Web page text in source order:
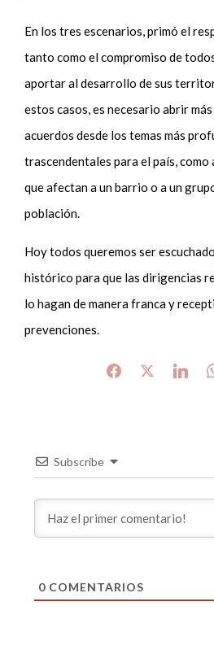
En los tres escenarios, primó el
tanto como el compromiso de
aportar al desarrollo de sus
estos casos, es necesario abrir
acuerdos desde los temas más
trascendentales para el país, como
que afectan a un barrio o a un
población.
Hoy todos queremos ser
histórico para que las dirigencias
lo hagan de manera franca y
prevenciones.
Subscribe
0COMENTARIOS